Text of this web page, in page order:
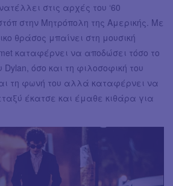
στις αρχές του ‘60
στην Μητρόπολη της Αμερικής. Με
θράσος μπαίνει στη μουσική
καταφέρνει να αποδώσει τόσο τo
όσο και τη φιλοσοφική του
τη φωνή του αλλά καταφέρνει να
έκατσε και έμαθε κιθάρα για